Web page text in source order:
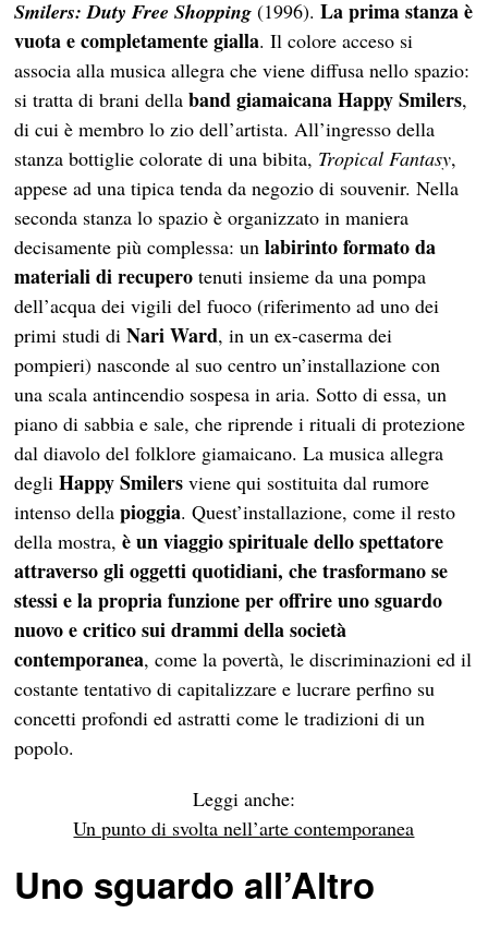
Smilers: Duty Free Shopping (1996).La prima stanza è
vuota e completamente gialla. Il colore acceso si
associa alla musica allegra che viene diffusa nello spazio:
si tratta di brani dellaband giamaicana Happy Smilers,
di cui è membro lo zio dell’artista. All’ingresso della
stanza bottiglie colorate di una bibita, Tropical Fantasy,
appese ad una tipica tenda da negozio di souvenir. Nella
seconda stanza lo spazio è organizzato in maniera
decisamente più complessa: unlabirinto formato da
materiali di recupero tenuti insieme da una pompa
dell’acqua dei vigili del fuoco (riferimento ad uno dei
primi studi diNari Ward, in un ex-caserma dei
pompieri) nasconde al suo centro un’installazione con
una scala antincendio sospesa in aria. Sotto di essa, un
piano di sabbia e sale, che riprende i rituali di protezione
dal diavolo del folklore giamaicano. La musica allegra
degliHappy Smilers viene qui sostituita dal rumore
intenso dellapioggia. Quest’installazione, come il resto
della mostra,è un viaggio spirituale dello spettatore
attraverso gli oggetti quotidiani, che trasformano se
stessi e la propria funzione per offrire uno sguardo
nuovo e critico sui drammi della società
contemporanea, come la povertà, le discriminazioni ed il
costante tentativo di capitalizzare e lucrare perfino su
concetti profondi ed astratti come le tradizioni di un
popolo.
Leggi anche:
Un punto di svolta nell’arte contemporanea
Uno sguardo all’Altro